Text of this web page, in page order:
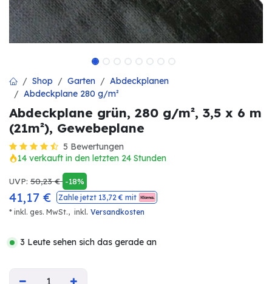
Shop Garten
Abdeckplanen
Abdeckplane 280 g/m²
Abdeckplane grün, 280 g/m², 3,5 x 6 m
(21m²), Gewebeplane
5 Bewertungen
14 verkauft in den letzten 24 Stunden
UVP: 50,23€ -18%
41,17 € Zahle jetzt 13,72 € mit
* inkl. ges. MwSt., inkl . Versandkosten
3 Leute sehen sich das gerade an